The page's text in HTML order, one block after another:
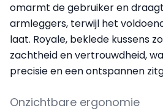
omarmt de gebruiker en
armleggers, terwijl het
laat. Royale, beklede kussens
zachtheid en vertrouwdheid,
precisie en een ontspannen
Onzichtbare ergonomie